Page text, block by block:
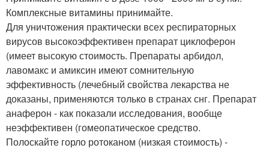
Комплексные витамины принимайте.
Для уничтожения практически всех респираторных
вирусов высокоэффективен препарат циклоферон
(имеет высокую стоимость. Препараты арбидол,
лавомакс и амиксин имеют сомнительную
эффективность (лечебный свойства лекарства не
доказаны, применяются только в странах снг. Препарат
анаферон - как показали исследования, вообще
неэффективен (гомеопатическое средство.
Полоскайте горло ротоканом (низкая стоимость) -